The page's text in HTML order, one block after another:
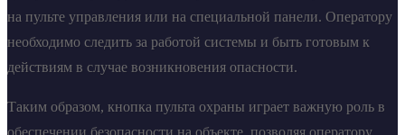
на пульте управления или на специальной панели. Оператору
необходимо следить за работой системы и быть готовым к
действиям в случае возникновения опасности.
Таким образом, кнопка пульта охраны играет важную роль в
обеспечении безопасности на объекте, позволяя оператору